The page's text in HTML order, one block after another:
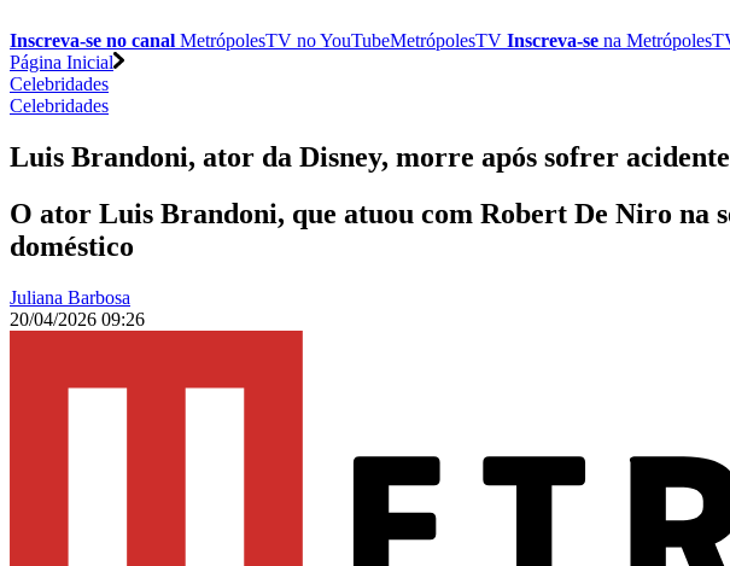
Inscreva-se no canal MetrópolesTV noYouTubeMetrópolesTV Inscreva-se na
Página Inicial
Celebridades
Celebridades
Luis Brandoni, ator da Disney, morre após sofrer
O ator Luis Brandoni, que atuou com Robert De Niro na
doméstico
Juliana Barbosa
20/04/2026 09:26